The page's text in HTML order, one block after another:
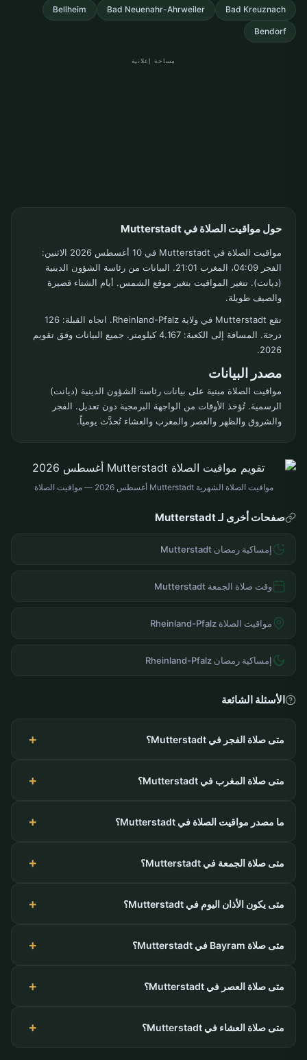
Bad Kreuznach
Bad Neuenahr-Ahrweiler
Bellheim
Bendorf
مساحة إعلانية
حول مواقيت الصلاة في Mutterstadt
مواقيت الصلاة في Mutterstadt في 10 أغسطس 2026 الاثنين:
الفجر 04:09، المغرب 21:01. البيانات من رئاسة الشؤون الدينية
(ديانت). تتغير المواقيت بتغير موقع الشمس. أيام الشتاء قصيرة
والصيف طويلة.
تقع Mutterstadt في ولاية Rheinland-Pfalz. اتجاه القبلة: 126
درجة. المسافة إلى الكعبة: 4.167 كيلومتر. جميع البيانات وفق تقويم
2026.
مصدر البيانات
مواقيت الصلاة مبنية على بيانات رئاسة الشؤون الدينية (ديانت)
الرسمية. تُؤخذ الأوقات من الواجهة البرمجية دون تعديل. الفجر
والشروق والظهر والعصر والمغرب والعشاء تُحدَّث يومياً.
مواقيت الصلاة الشهرية Mutterstadt أغسطس 2026 — مواقيت الصلاة
صفحات أخرى لـ Mutterstadt
إمساكية رمضان Mutterstadt
وقت صلاة الجمعة Mutterstadt
مواقيت الصلاة Rheinland-Pfalz
إمساكية رمضان Rheinland-Pfalz
الأسئلة الشائعة
متى صلاة الفجر في Mutterstadt؟
متى صلاة المغرب في Mutterstadt؟
ما مصدر مواقيت الصلاة في Mutterstadt؟
متى صلاة الجمعة في Mutterstadt؟
متى يكون الأذان اليوم في Mutterstadt؟
متى صلاة Bayram في Mutterstadt؟
متى صلاة العصر في Mutterstadt؟
متى صلاة العشاء في Mutterstadt؟